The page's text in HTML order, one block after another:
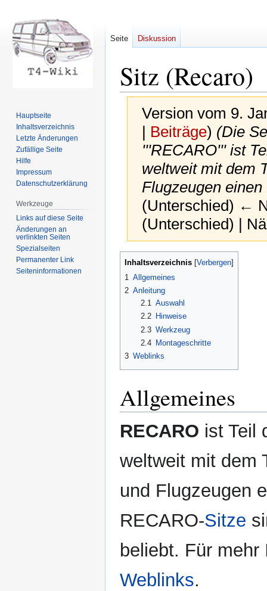
Sitz (Recaro)
Version vom 9.
| Beiträge) (Die
'''RECARO''' ist
weltweit mit dem
Flugzeugen
(Unterschied) ←
(Unterschied) |
Zur
springen
Zur
springen
Inhaltsverzeichnis
1 Allgemeines
2 Anleitung
2.1
Auswahl
2.2
Hinweise
2.3 Werkzeug
2.4
Montageschritte
3 Weblinks
Allgemeines
RECARO ist Teil
weltweit mit dem
und Flugzeugen
RECARO-Sitze
beliebt. Für
Weblinks.
Seite Diskussion
Hauptseite
Inhaltsverzeichnis
Letzte Änderungen
Zufällige Seite
Hilfe
Impressum
Datenschutzerklärung
Werkzeuge
Links auf diese Seite
Änderungen an
verlinkten Seiten
Spezialseiten
Permanenter Link
Seiten­informationen